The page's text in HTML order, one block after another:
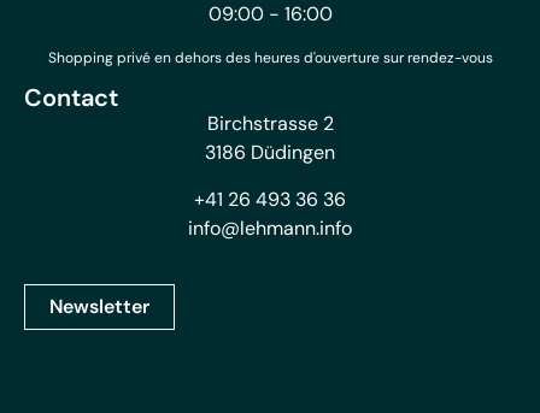
09:00 - 16:00
Shopping privé en dehors des heures d'ouverture sur rendez-vous
Contact
Birchstrasse 2
3186 Düdingen
+41 26 493 36 36
info@lehmann.info
Newsletter